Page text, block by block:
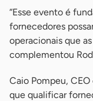
“Esse evento é
fornecedores
operacionais que
complementou
Caio Pompeu,
que qualificar